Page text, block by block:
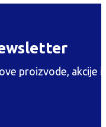
proizvode, akcije